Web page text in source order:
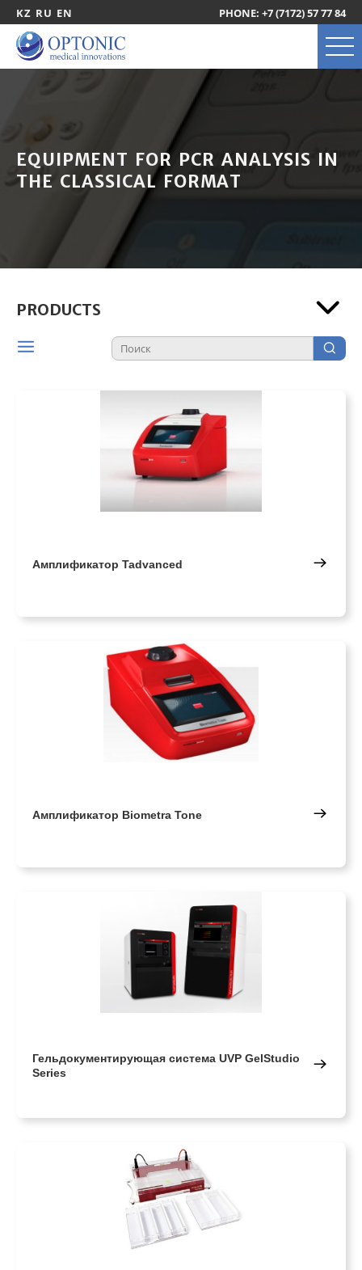
KZ RU EN PHONE: +7 (7172) 57 77 84
EQUIPMENT FOR PCR ANALYSIS IN
THE CLASSICAL FORMAT
PRODUCTS
Амплификатор Tadvanced
Амплификатор Biometra Tone
Гельдокументирующая система UVP GelStudio
Series